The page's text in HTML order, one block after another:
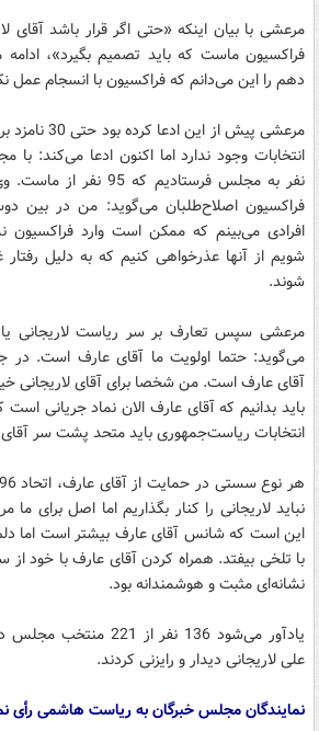
مرعشی با بیان اینکه «حتی اگر قرار باشد آقای
فراکسیون ماست که باید تصمیم بگیرد»،
دهم را این می‌دانم که فراکسیون با انسجام عمل
مرعشی پیش از
نفر به مجلس فرستادیم که
فراکسیون اصلاح‌طلبان می‌گوید: من در بین
افرادی می‌بینم که ممکن است وارد فراکسیون
شویم از آنها عذرخواهی کنیم که به دلیل
شوند.
مرعشی سپس تعارف بر سر ریاست لاریجانی یا
می‌گوید: حتما اولویت ما آقای عارف است. در
آقای عارف است. من شخصا برای آقای لاریجانی
باید بدانیم که آقای عارف الان نماد جریانی
انتخابات ریاست‌جمهوری باید متحد پشت سر
نباید لاریجانی را کنار بگذاریم اما اصل برای
این است که شانس آقای عارف بیشتر است اما
با تلخی بیفتد. همراه کردن آقای عارف با خود
نشانه‌ای مثبت و هوشمندانه بود.
یادآور می‌شود 136 نفر از
علی لاریجانی دیدار و رایزنی کردند.
نمایندگان مجلس خبرگان به ریاست هاشمی رأی